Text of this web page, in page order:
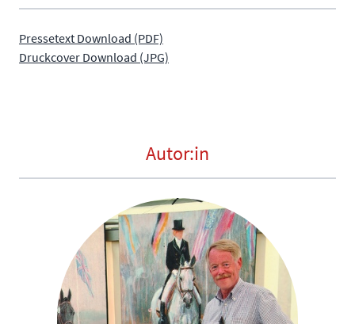
Pressetext Download (PDF)
Druckcover Download (JPG)
Autor:in